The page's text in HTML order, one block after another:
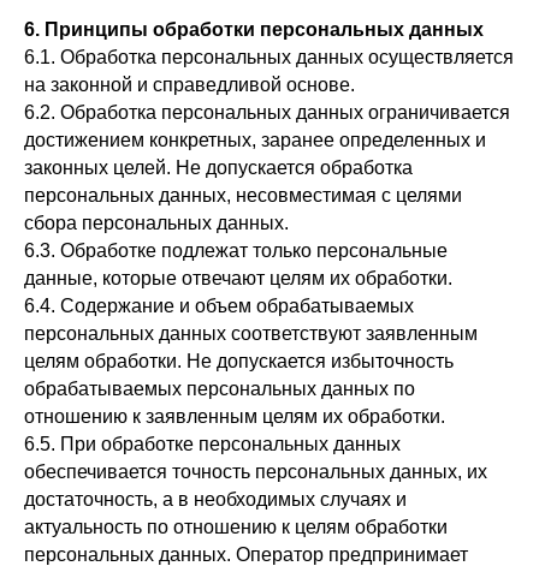
6. Принципы обработки персональных данных
6.1. Обработка персональных данных осуществляется
на законной и справедливой основе.
6.2. Обработка персональных данных ограничивается
достижением конкретных, заранее определенных и
законных целей. Не допускается обработка
персональных данных, несовместимая с целями
сбора персональных данных.
6.3. Обработке подлежат только персональные
данные, которые отвечают целям их обработки.
6.4. Содержание и объем обрабатываемых
персональных данных соответствуют заявленным
целям обработки. Не допускается избыточность
обрабатываемых персональных данных по
отношению к заявленным целям их обработки.
6.5. При обработке персональных данных
обеспечивается точность персональных данных, их
достаточность, а в необходимых случаях и
актуальность по отношению к целям обработки
персональных данных. Оператор предпринимает